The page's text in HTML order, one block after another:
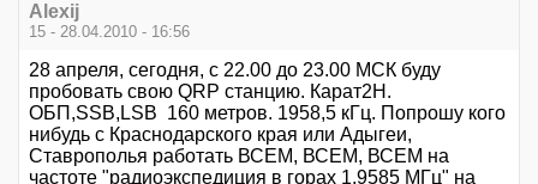
Alexij
15 - 28.04.2010 - 16:56
28 апреля, сегодня, с 22.00 до 23.00 МСК буду
пробовать свою QRP станцию. Карат2Н.
ОБП,SSB,LSB 160 метров. 1958,5 кГц. Попрошу кого
нибудь с Краснодарского края или Адыгеи,
Ставрополья работать ВСЕМ, ВСЕМ, ВСЕМ на
частоте "радиоэкспедиция в горах 1,9585 МГц" на